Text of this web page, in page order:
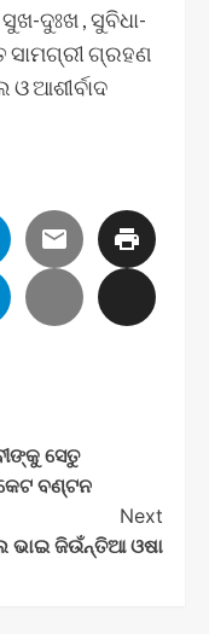
ଦୁଃଖ , ସୁବିଧା-
ସାମଗ୍ରୀ ଗ୍ରହଣ
ଆଶୀର୍ବାଦ
ସେତୁ
ବଣ୍ଟନ
Next
ଭାଇ ଜିଉଁନ୍ତିଆ ଓଷା